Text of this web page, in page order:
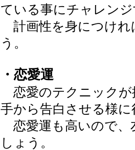
ている事にチャレン
計画性を身につけれ
う。
・恋愛運
恋愛のテクニックが
手から告白させる様
恋愛運も高いので、
しょう。